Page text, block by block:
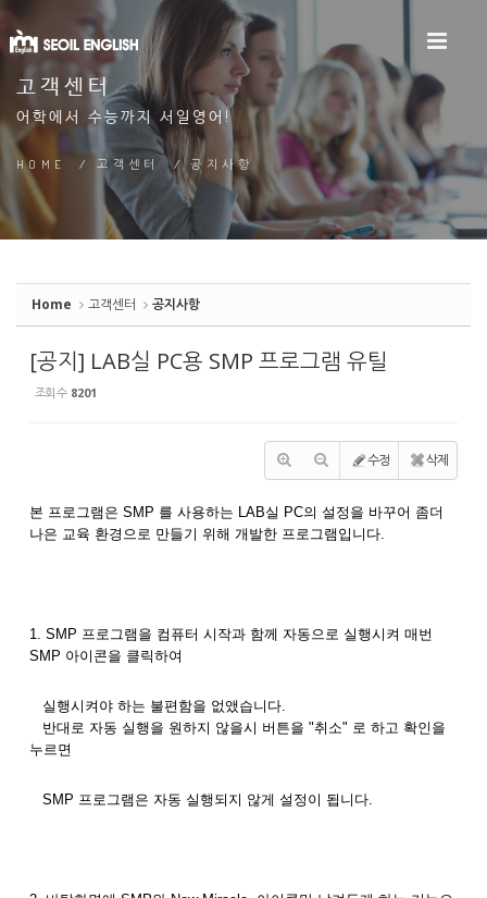
고객센터
어학에서 수능까지 서일영어!
HOME /고객센터 /공지사항
Home 고객센터 공지사항
[공지] LAB실 PC용 SMP 프로그램 유틸
조회 수 8201
수정 삭제
본 프로그램은 SMP 를 사용하는 LAB실 PC의 설정을 바꾸어 좀더
나은 교육 환경으로 만들기 위해 개발한 프로그램입니다.
1. SMP 프로그램을 컴퓨터 시작과 함께 자동으로 실행시켜 매번
SMP 아이콘을 클릭하여
실행시켜야 하는 불편함을 없앴습니다.
반대로 자동 실행을 원하지 않을시 버튼을 "취소" 로 하고 확인을
누르면
SMP 프로그램은 자동 실행되지 않게 설정이 됩니다.
Sketchbook5, 스케치북5